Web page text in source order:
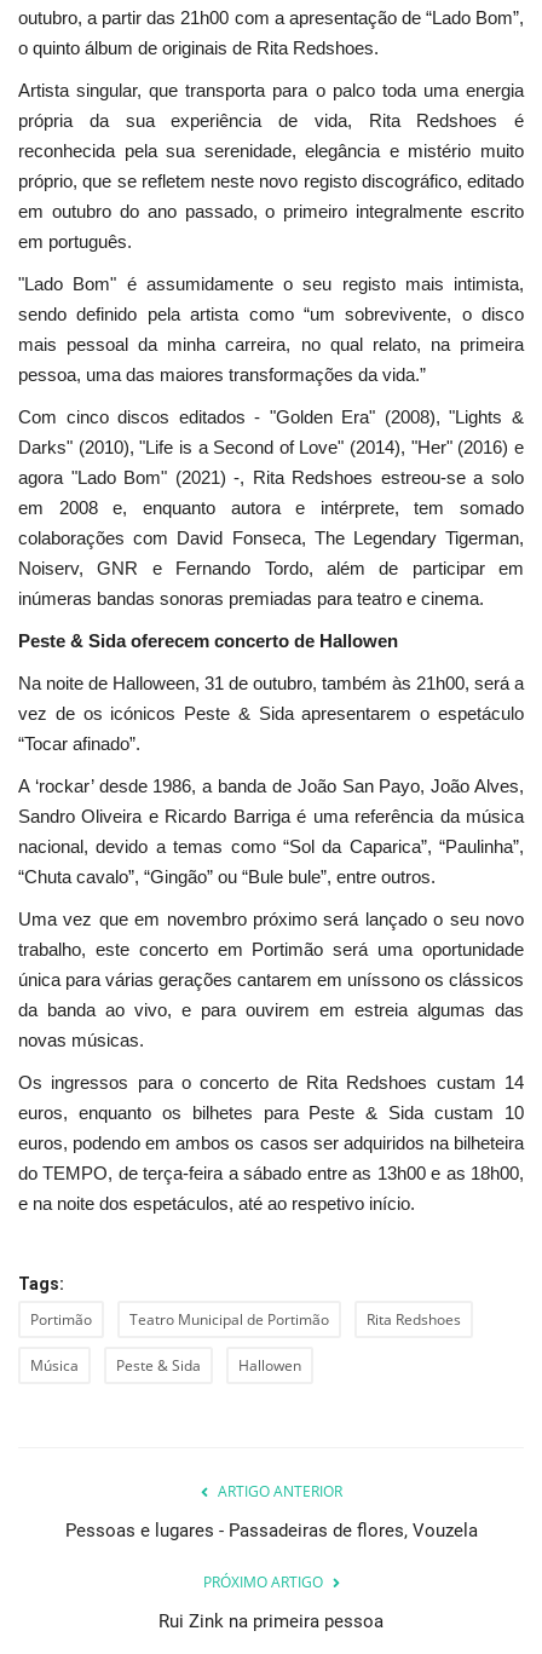
outubro, a partir das 21h00 com a apresentação de “Lado Bom”,
o quinto álbum de originais de Rita Redshoes.
Artista singular, que transporta para o palco toda uma energia
própria da sua experiência de vida, Rita Redshoes é
reconhecida pela sua serenidade, elegância e mistério muito
próprio, que se refletem neste novo registo discográfico, editado
em outubro do ano passado, o primeiro integralmente escrito
em português.
"Lado Bom" é assumidamente o seu registo mais intimista,
sendo definido pela artista como “um sobrevivente, o disco
mais pessoal da minha carreira, no qual relato, na primeira
pessoa, uma das maiores transformações da vida.”
Com cinco discos editados - "Golden Era" (2008), "Lights &
Darks" (2010), "Life is a Second of Love" (2014), "Her" (2016) e
agora "Lado Bom" (2021) -, Rita Redshoes estreou-se a solo
em 2008 e, enquanto autora e intérprete, tem somado
colaborações com David Fonseca, The Legendary Tigerman,
Noiserv, GNR e Fernando Tordo, além de participar em
inúmeras bandas sonoras premiadas para teatro e cinema.
Peste & Sida oferecem concerto de Hallowen
Na noite de Halloween, 31 de outubro, também às 21h00, será a
vez de os icónicos Peste & Sida apresentarem o espetáculo
“Tocar afinado”.
A ‘rockar’ desde 1986, a banda de João San Payo, João Alves,
Sandro Oliveira e Ricardo Barriga é uma referência da música
nacional, devido a temas como “Sol da Caparica”, “Paulinha”,
“Chuta cavalo”, “Gingão” ou “Bule bule”, entre outros.
Uma vez que em novembro próximo será lançado o seu novo
trabalho, este concerto em Portimão será uma oportunidade
única para várias gerações cantarem em uníssono os clássicos
da banda ao vivo, e para ouvirem em estreia algumas das
novas músicas.
Os ingressos para o concerto de Rita Redshoes custam 14
euros, enquanto os bilhetes para Peste & Sida custam 10
euros, podendo em ambos os casos ser adquiridos na bilheteira
do TEMPO, de terça-feira a sábado entre as 13h00 e as 18h00,
e na noite dos espetáculos, até ao respetivo início.
Tags:
Portimão Teatro Municipal de Portimão Rita Redshoes
Música Peste & Sida Hallowen
ARTIGO ANTERIOR
Pessoas e lugares - Passadeiras de flores, Vouzela
PRÓXIMO ARTIGO
Rui Zink na primeira pessoa